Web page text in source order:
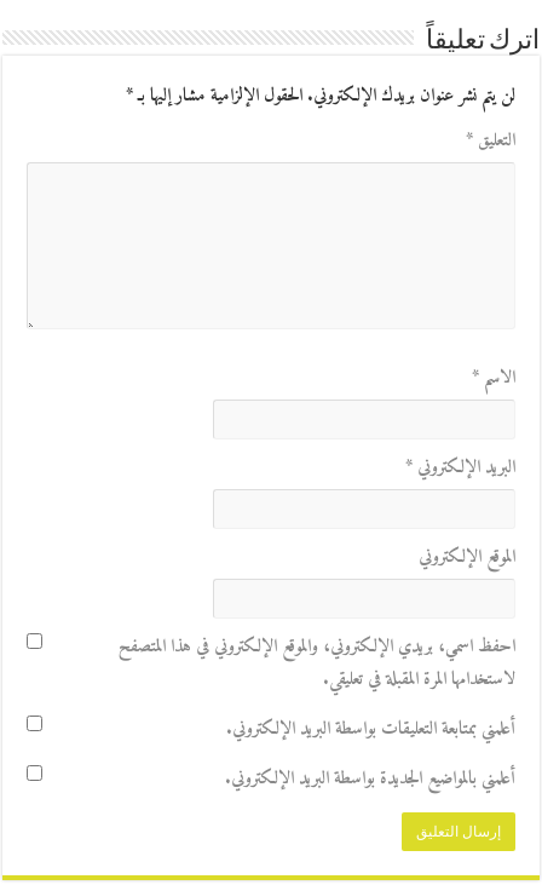
اترك تعليقاً
لن يتم نشر عنوان بريدك الإلكتروني.الحقول الإلزامية مشار إليها بـ*
التعليق*
الاسم*
البريد الإلكتروني*
الموقع الإلكتروني
احفظ اسمي، بريدي الإلكتروني، والموقع الإلكتروني في هذا المتصفح
لاستخدامها المرة المقبلة في تعليقي.
أعلمني بمتابعة التعليقات بواسطة البريد الإلكتروني.
أعلمني بالمواضيع الجديدة بواسطة البريد الإلكتروني.